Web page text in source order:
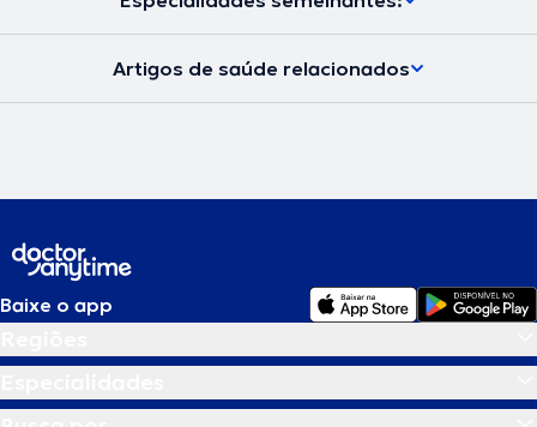
Artigos de saúde relacionados
Baixe o app